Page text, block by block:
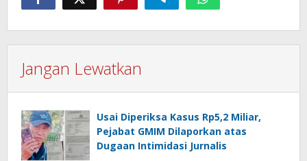
Jangan Lewatkan
Usai Diperiksa Kasus Rp5,2 Miliar,
Pejabat GMIM Dilaporkan atas
Dugaan Intimidasi Jurnalis